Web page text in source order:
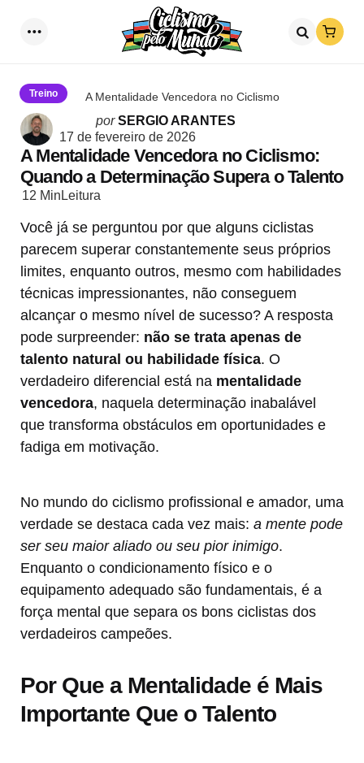
Loja
Treino A Mentalidade Vencedora no Ciclismo
Postado
por
porSERGIO ARANTES
17 de fevereiro de 2026
A Mentalidade Vencedora no Ciclismo:
Quando a Determinação Supera o Talento
12 Min Leitura
Você já se perguntou por que alguns ciclistas
parecem superar constantemente seus próprios
limites, enquanto outros, mesmo com habilidades
técnicas impressionantes, não conseguem
alcançar o mesmo nível de sucesso? A resposta
pode surpreender: não se trata apenas de
talento natural ou habilidade física. O
verdadeiro diferencial está na mentalidade
vencedora, naquela determinação inabalável
que transforma obstáculos em oportunidades e
fadiga em motivação.
No mundo do ciclismo profissional e amador, uma
verdade se destaca cada vez mais: a mente pode
ser seu maior aliado ou seu pior inimigo.
Enquanto o condicionamento físico e o
equipamento adequado são fundamentais, é a
força mental que separa os bons ciclistas dos
verdadeiros campeões.
Por Que a Mentalidade é Mais
Importante Que o Talento